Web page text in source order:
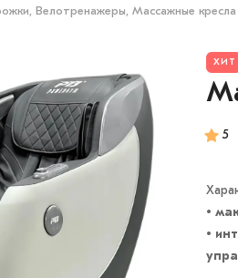
Велотренажеры, Массажные кресла
ХИТ
5
•
•